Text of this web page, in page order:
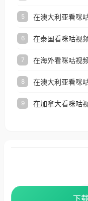
5
6
7
8
9
下
下